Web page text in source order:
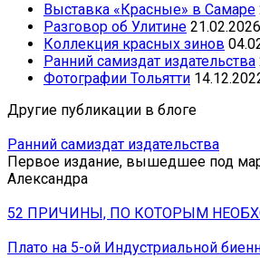
Выставка «Красные» в Самаре
Разговор об Улитине 21.02.2026
Коллекция красных зинов
Ранний самиздат издательства
Фотографии Тольятти
Другие публикации в блоге
Ранний самиздат издательства
Первое издание, вышедшее под
Александра
52 ПРИЧИНЫ, ПО КОТОРЫМ
Плато на 5-ой Индустриальной